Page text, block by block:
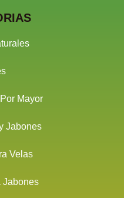
Mayor
Jabones
Velas
Jabones